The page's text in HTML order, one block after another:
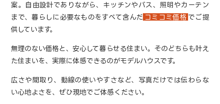
案。
自由設計でありながら、キッチンやバス、照明やカーテン
まで、暮らしに必要なものをすべて含んだ コミコミ価格 でご提
供しています。
無理のない価格と、安心して暮らせる住まい。 そのどちらも叶え
た住まいを、実際に体感できるのがモデルハウスです。
広さや間取り、動線の使いやすさなど、写真だけでは伝わらな
い心地よさを、ぜひ現地でご体感ください。